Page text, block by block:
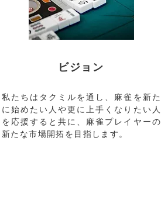
ビジョン
私たちはタクミルを通し、麻雀を新た
に始めたい人や更に上手くなりたい人
を応援すると共に、麻雀プレイヤーの
新たな市場開拓を目指します​。